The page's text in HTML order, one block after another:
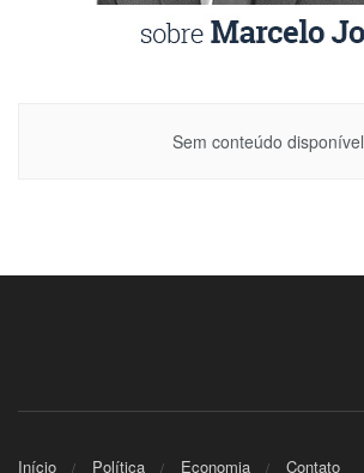
Sem conteúdo disponível
Início Política Economia Contato